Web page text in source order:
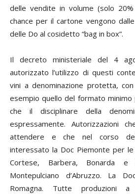
delle vendite in volume (solo
chance per il cartone vengono
delle Do al cosidetto “bag in box”.
Il decreto ministeriale del 4
autorizzato l’utilizzo di questi
vini a denominazione protetta,
esempio quello del formato
che il disciplinare della
espressamente. Autorizzazioni
attendere e che nel corso
interessato la Doc Piemonte per le
Cortese, Barbera, Bonarda e
Montepulciano d’Abruzzo. La
Romagna. Tutte produzioni a